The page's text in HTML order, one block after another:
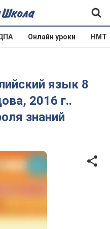
Онлайн уроки НМТ
язык 8
2016 г..
знаний